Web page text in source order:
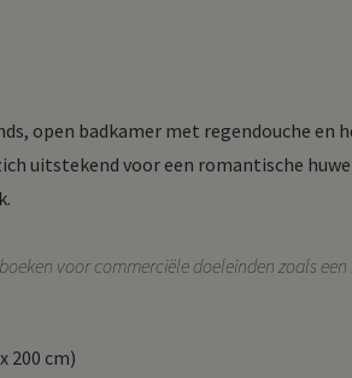
open badkamer met regendouche en
uitstekend voor een romantische
voor commerciële doeleinden zoals
200 cm)